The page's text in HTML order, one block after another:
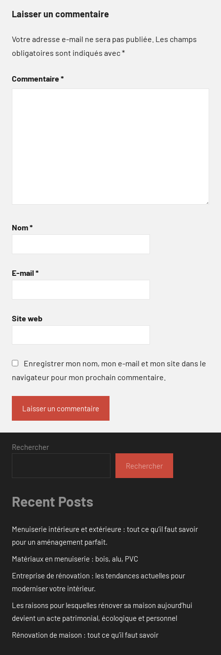
Laisser un commentaire
Votre adresse e-mail ne sera pas publiée. Les champs
obligatoires sont indiqués avec*
Commentaire*
Nom*
E-mail *
Site web
Enregistrer mon nom, mon e-mail et mon site dans le
navigateur pour mon prochain commentaire.
Rechercher
Rechercher
Recent Posts
Menuiserie intérieure et extérieure : tout ce qu’il faut savoir
pour un aménagement parfait.
Matériaux en menuiserie : bois, alu, PVC
Entreprise de rénovation : les tendances actuelles pour
moderniser votre intérieur.
Les raisons pour lesquelles rénover sa maison aujourd’hui
devient un acte patrimonial, écologique et personnel
Rénovation de maison : tout ce qu’il faut savoir